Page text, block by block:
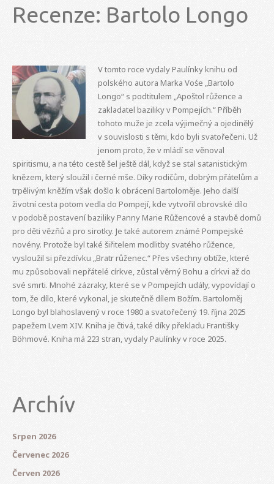
Recenze: Bartolo Longo
V tomto roce vydaly Paulínky knihu od
polského autora Marka Vośe „Bartolo
Longo“ s podtitulem „Apoštol růžence a
zakladatel baziliky v Pompejích.“ Příběh
tohoto muže je zcela výjimečný a ojedinělý
v souvislosti s těmi, kdo byli svatořečeni. Už
jenom proto, že v mládí se věnoval
spiritismu, a na této cestě šel ještě dál, když se stal satanistickým
knězem, který sloužil i černé mše. Díky rodičům, dobrým přátelům a
trpělivým kněžím však došlo k obrácení Bartoloměje. Jeho další
životní cesta potom vedla do Pompejí, kde vytvořil obrovské dílo
v podobě postavení baziliky Panny Marie Růžencové a stavbě domů
pro děti vězňů a pro sirotky. Je také autorem známé Pompejské
novény. Protože byl také šiřitelem modlitby svatého růžence,
vysloužil si přezdívku „Bratr růženec.“ Přes všechny obtíže, které
mu způsobovali nepřátelé církve, zůstal věrný Bohu a církvi až do
své smrti. Mnohé zázraky, které se v Pompejích udály, vypovídají o
tom, že dílo, které vykonal, je skutečně dílem Božím. Bartoloměj
Longo byl blahoslavený v roce 1980 a svatořečený 19. října 2025
papežem Lvem XIV. Kniha je čtivá, také díky překladu Františky
Böhmové. Kniha má 223 stran, vydaly Paulínky v roce 2025.
Archív
Srpen 2026
Červenec 2026
Červen 2026